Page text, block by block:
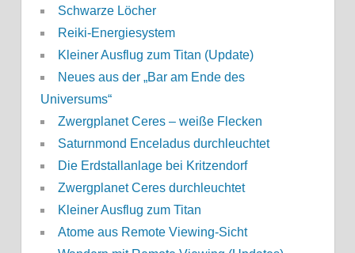
Schwarze Löcher
Reiki-Energiesystem
Kleiner Ausflug zum Titan (Update)
Neues aus der „Bar am Ende des
Universums“
Zwergplanet Ceres – weiße Flecken
Saturnmond Enceladus durchleuchtet
Die Erdstallanlage bei Kritzendorf
Zwergplanet Ceres durchleuchtet
Kleiner Ausflug zum Titan
Atome aus Remote Viewing-Sicht